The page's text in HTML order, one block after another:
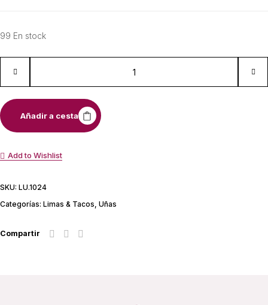
99 En stock
Añadir a cesta
Add to Wishlist
SKU: LU.1024
Categorías: Limas & Tacos, Uñas
Compartir